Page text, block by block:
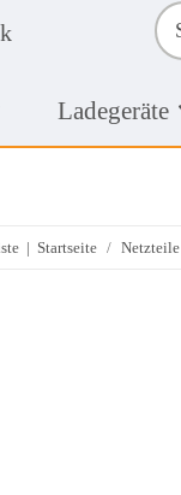
Ladegeräte
Startseite Netzteile